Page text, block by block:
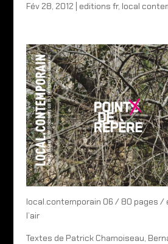
Fév 28, 2012 editions fr, local
local.contemporain 06 / 80 pages /
l’air
Textes de Patrick Chamoiseau,